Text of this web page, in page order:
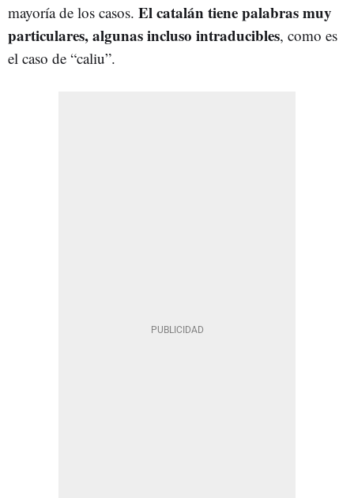
mayoría de los casos. El catalán tiene palabras muy
particulares, algunas incluso intraducibles, como es
el caso de “caliu”.